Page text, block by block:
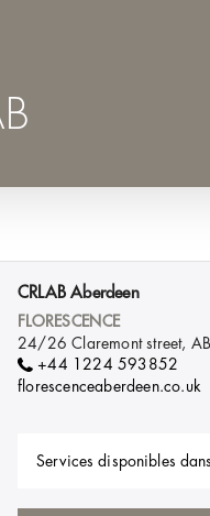
CRLAB Aberdeen
FLORESCENCE
24/26 Claremont street,
+44 1224 593852
florescenceaberdeen.co.uk
Services disponibles